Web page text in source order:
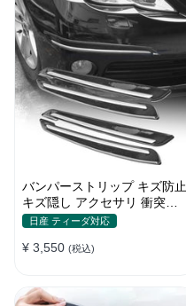
バンパーストリップ キズ防止
キズ隠し アクセサリ 衝突防
止 取付簡単 保護フィルム
日産 ティーダ対応
¥ 3,550 (税込)